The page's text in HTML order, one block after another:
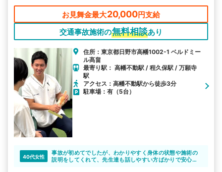
お見舞金最大20,000円支給
交通事故施術の無料相談あり
住所：東京都日野市高幡1002-1 ベルドミー
ル髙畠
最寄り駅： 高幡不動駅 / 程久保駅 / 万願寺
駅
アクセス：高幡不動駅から徒歩3分
駐車場：有（5台）
40代女性
事故が初めてでしたが、わかりやすく身体の状態や施術の
説明をしてくれて、先生達も話しやすい方ばかりで安心し